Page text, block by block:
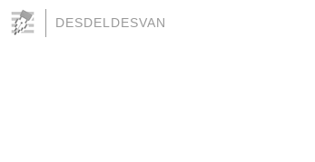
DESDELDESVAN